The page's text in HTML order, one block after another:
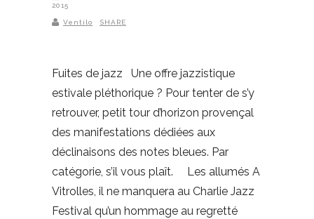
2015
Ventilo SHARE
Fuites de jazz Une offre jazzistique
estivale pléthorique ? Pour tenter de s’y
retrouver, petit tour d’horizon provençal
des manifestations dédiées aux
déclinaisons des notes bleues. Par
catégorie, s’il vous plaît. Les allumés A
Vitrolles, il ne manquera au Charlie Jazz
Festival qu’un hommage au regretté